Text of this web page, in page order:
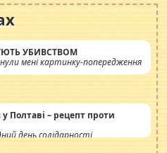
УБИВСТВОМ
мені картинку-попередження
у Полтаві – рецепт проти
день солідарності